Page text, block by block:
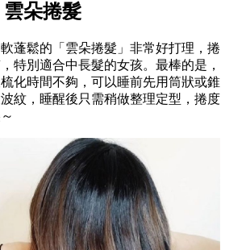
朵捲髮
蓬鬆的「雲朵捲髮」非常好打理，捲
特別適合中長髮的女孩。最棒的是，
化時間不夠，可以睡前先用筒狀或錐
紋，睡醒後只需稍做整理定型，捲度